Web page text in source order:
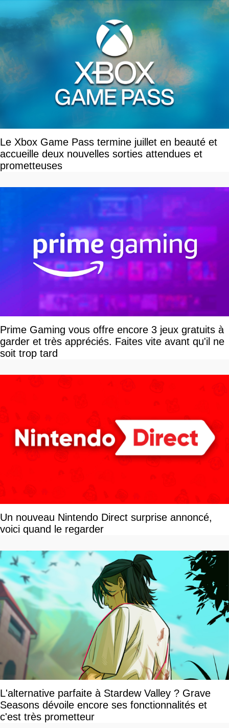
Le Xbox Game Pass termine juillet en beauté et
accueille deux nouvelles sorties attendues et
prometteuses
Prime Gaming vous offre encore 3 jeux gratuits à
garder et très appréciés. Faites vite avant qu'il ne
soit trop tard
Un nouveau Nintendo Direct surprise annoncé,
voici quand le regarder
L'alternative parfaite à Stardew Valley ? Grave
Seasons dévoile encore ses fonctionnalités et
c'est très prometteur